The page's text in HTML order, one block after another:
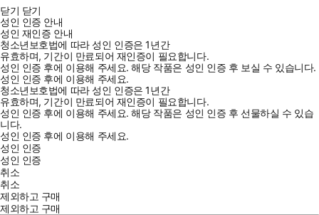
닫기 닫기
성인 인증 안내
성인 재인증 안내
청소년보호법에 따라 성인 인증은 1년간
유효하며, 기간이 만료되어 재인증이 필요합니다.
성인 인증 후에 이용해 주세요.해당 작품은 성인 인증 후 보실 수 있습니다.
성인 인증 후에 이용해 주세요.
청소년보호법에 따라 성인 인증은 1년간
유효하며, 기간이 만료되어 재인증이 필요합니다.
성인 인증 후에 이용해 주세요.해당 작품은 성인 인증 후 선물하실 수 있습
니다.
성인 인증 후에 이용해 주세요.
성인 인증
성인 인증
취소
취소
제외하고 구매
제외하고 구매